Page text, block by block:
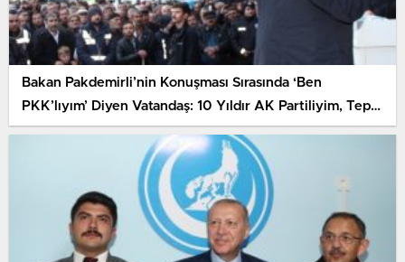
Bakan Pakdemirli’nin Konuşması Sırasında ‘Ben
PKK’lıyım’ Diyen Vatandaş: 10 Yıldır AK Partiliyim, Tepki
Göstermek İstedim